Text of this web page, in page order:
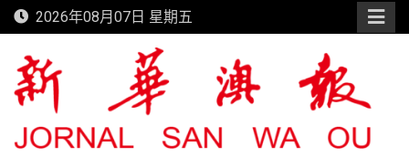
Skip
to
content
2026年08月07日 星期五